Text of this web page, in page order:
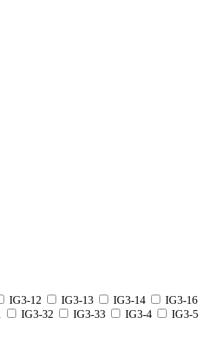
IG3-12 IG3-13 IG3-14 IG3-16
IG3-32 IG3-33 IG3-4 IG3-5